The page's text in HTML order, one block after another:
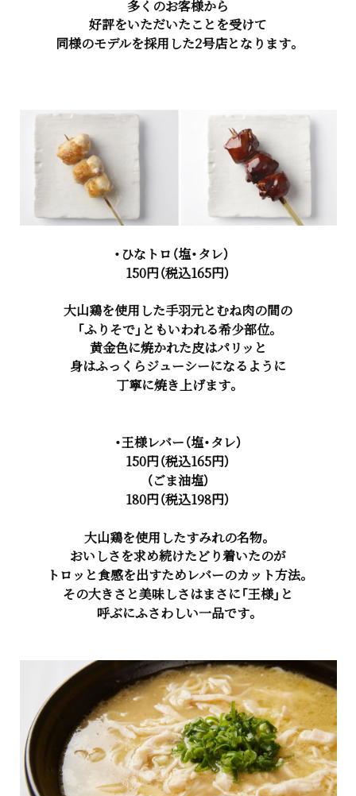
多くのお客様から
好評をいただいたことを受けて
同様のモデルを採用した2号店となります。
・ひなトロ（塩・タレ）
150円（税込165円）
大山鶏を使用した手羽元とむね肉の間の
「ふりそで」ともいわれる希少部位。
黄金色に焼かれた皮はパリッと
身はふっくらジューシーになるように
丁寧に焼き上げます。
・王様レバー（塩・タレ）
150円（税込165円）
（ごま油塩）
180円（税込198円）
大山鶏を使用したすみれの名物。
おいしさを求め続けたどり着いたのが
トロッと食感を出すためレバーのカット方法。
その大きさと美味しさはまさに「王様」と
呼ぶにふさわしい一品です。